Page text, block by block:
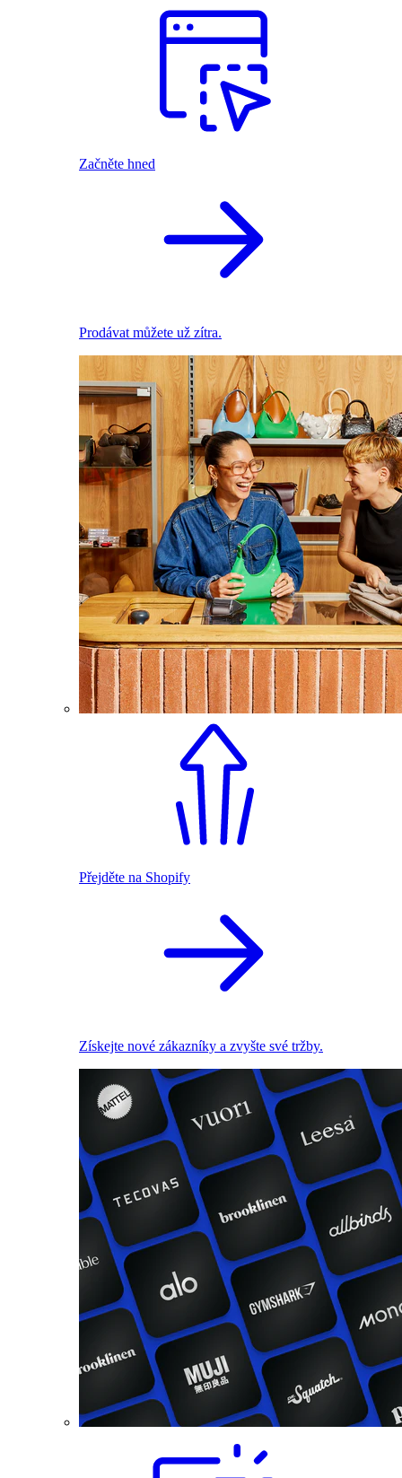
Začněte hned
Prodávat můžete už zítra.
Přejděte na Shopify
Získejte nové zákazníky a zvyšte své tržby.